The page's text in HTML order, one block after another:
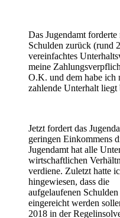
Das Jugendamt
Schulden zurück (rund
vereinfachtes
meine
O.K. und dem habe ich
zahlende Unterhalt liegt
Jetzt fordert das
geringen Einkommens
Jugendamt hat alle
wirtschaftlichen
verdiene. Zuletzt hatte
hingewiesen, dass die
aufgelaufenen
eingereicht werden
2018 in der